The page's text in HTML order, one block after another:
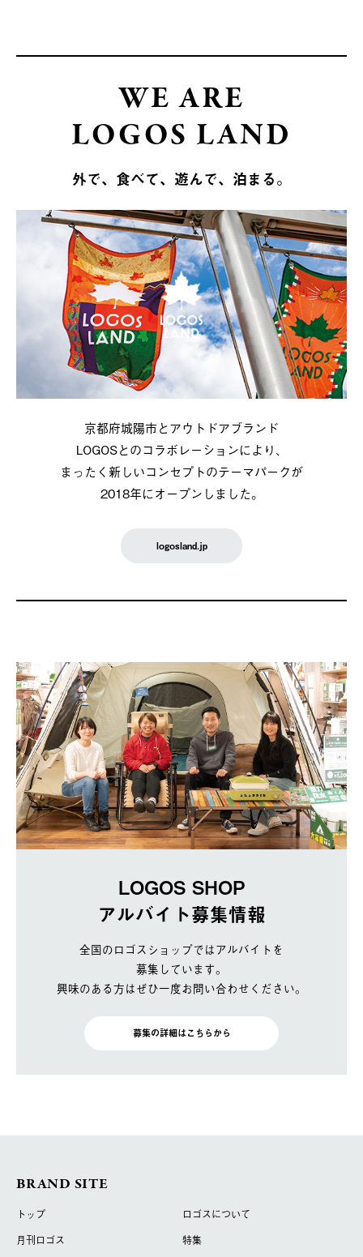
WE ARE
LOGOS LAND
外で、食べて、遊んで、泊まる。
京都府城陽市とアウトドアブランド
LOGOSとのコラボレーションにより、
まったく新しいコンセプトのテーマパークが
2018年にオープンしました。
logosland.jp
LOGOS SHOP
アルバイト募集情報
全国のロゴスショップではアルバイトを
募集しています。
興味のある方はぜひ一度お問い合わせください。
募集の詳細はこちらから
BRAND SITE
トップ
ロゴスについて
月刊ロゴス
特集